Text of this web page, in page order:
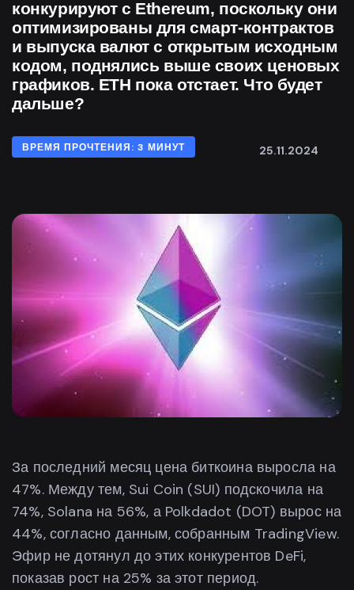
конкурируют с Ethereum, поскольку они
оптимизированы для смарт-контрактов
и выпуска валют с открытым исходным
кодом, поднялись выше своих ценовых
графиков. ETH пока отстает. Что будет
дальше?
ВРЕМЯ ПРОЧТЕНИЯ: 3 МИНУТ 25.11.2024
За последний месяц цена биткоина выросла на
47%. Между тем, Sui Coin (SUI) подскочила на
74%, Solana на 56%, а Polkdadot (DOT) вырос на
44%, согласно данным, собранным TradingView.
Эфир не дотянул до этих конкурентов DeFi,
показав рост на 25% за этот период.